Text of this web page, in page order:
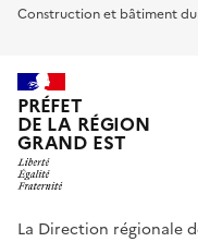
Construction et bâtiment
PRÉFET
DE LA RÉGION
GRAND EST
La Direction régionale